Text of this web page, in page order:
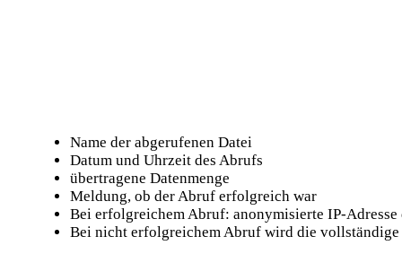
Name der abgerufenen Datei
Datum und Uhrzeit des Abrufs
übertragene Datenmenge
Meldung, ob der Abruf erfolgreich war
Bei erfolgreichem Abruf: anonymisierte IP-Adresse
Bei nicht erfolgreichem Abruf wird die vollständige